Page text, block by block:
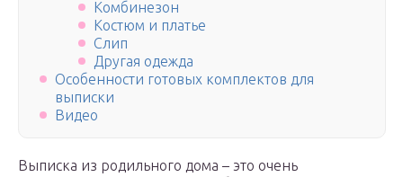
Комбинезон
Костюм и платье
Слип
Другая одежда
Особенности готовых комплектов для
выписки
Видео
Выписка из родильного дома – это очень